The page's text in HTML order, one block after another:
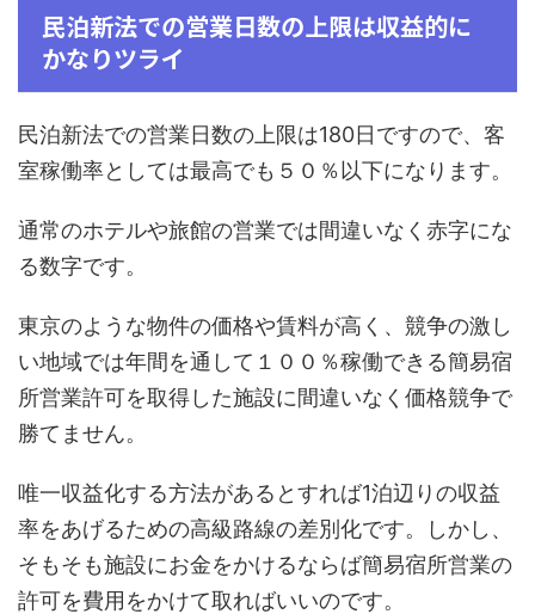
民泊新法での営業日数の上限は収益的に
かなりツライ
民泊新法での営業日数の上限は180日ですので、客
室稼働率としては最高でも５０％以下になります。
通常のホテルや旅館の営業では間違いなく赤字にな
る数字です。
東京のような物件の価格や賃料が高く、競争の激し
い地域では年間を通して１００％稼働できる簡易宿
所営業許可を取得した施設に間違いなく価格競争で
勝てません。
唯一収益化する方法があるとすれば1泊辺りの収益
率をあげるための高級路線の差別化です。しかし、
そもそも施設にお金をかけるならば簡易宿所営業の
許可を費用をかけて取ればいいのです。